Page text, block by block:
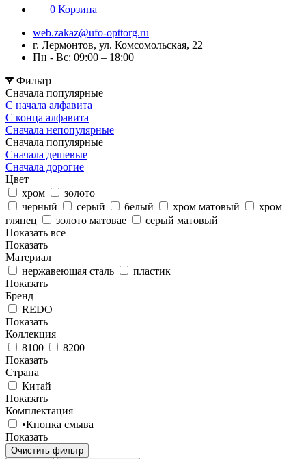
0 Корзина
web.zakaz@ufo-opttorg.ru
г. Лермонтов, ул. Комсомольская, 22
Пн - Вс: 09:00 – 18:00
Фильтр
Сначала популярные
С начала алфавита
С конца алфавита
Сначала непопулярные
Сначала популярные
Сначала дешевые
Сначала дорогие
Цвет
хром
золото
черный
серый белый хром матовый
хром
глянец
золото матовае
серый матовый
Показать все
Показать
Материал
нержавеющая сталь
пластик
Показать
Бренд
REDO
Показать
Коллекция
8100
8200
Показать
Страна
Китай
Показать
Комплектация
•Кнопка смыва
Показать
Очистить фильтр